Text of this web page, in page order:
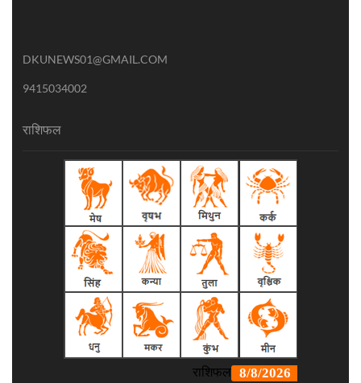
DKUNEWS01@GMAIL.COM
9415034002
राशिफल